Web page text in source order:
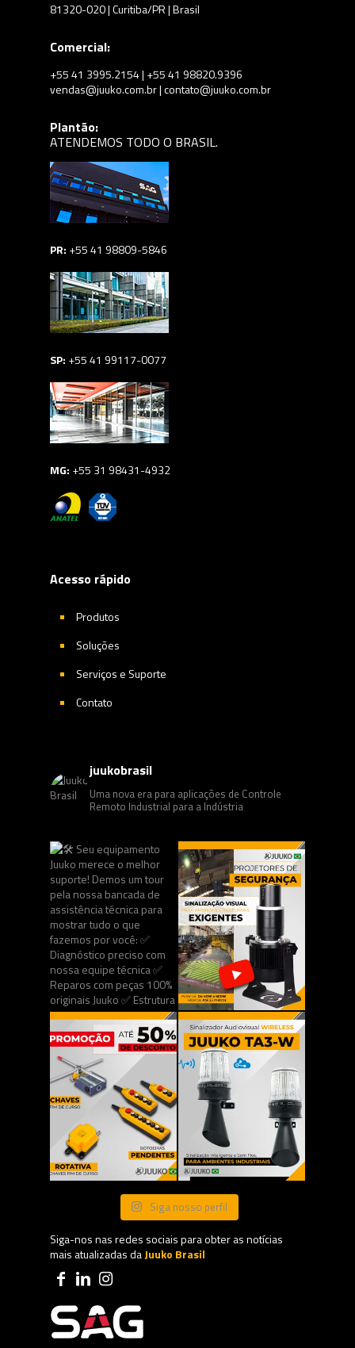
81320-020 | Curitiba/PR | Brasil
Comercial:
+55 41 3995.2154 | +55 41 98820.9396
vendas@juuko.com.br | contato@juuko.com.br
Plantão:
ATENDEMOS TODO O BRASIL.
PR: +55 41 98809-5846
SP: +55 41 99117-0077
MG: +55 31 98431-4932
Acesso rápido
Produtos
Soluções
Serviços e Suporte
Contato
juukobrasil
Uma nova era para aplicações de Controle
Remoto Industrial para a Indústria
Siga nosso perfil
Siga-nos nas redes sociais para obter as notícias
mais atualizadas daJuuko Brasil